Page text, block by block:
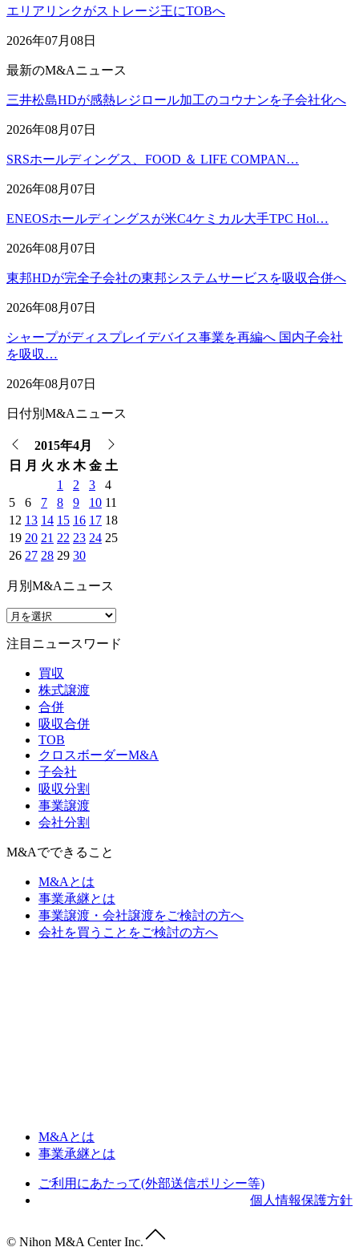
エリアリンクがストレージ王にTOBへ
2026年07月08日
最新のM&Aニュース
三井松島HDが感熱レジロール加工のコウナンを子会社化へ
2026年08月07日
SRSホールディングス、FOOD ＆ LIFE COMPAN…
2026年08月07日
ENEOSホールディングスが米C4ケミカル大手TPC Hol…
2026年08月07日
東邦HDが完全子会社の東邦システムサービスを吸収合併へ
2026年08月07日
シャープがディスプレイデバイス事業を再編へ 国内子会社
を吸収…
2026年08月07日
日付別M&Aニュース
2015年4月
日
月 火 水 木 金 土
1
2 3
4
5
6 7 8 9 10 11
12 13 14 15 16 17 18
19 20 21 22 23 24 25
26 27 28 29 30
月別M&Aニュース
注目ニュースワード
買収
株式譲渡
合併
吸収合併
TOB
クロスボーダーM&A
子会社
吸収分割
事業譲渡
会社分割
M&Aでできること
M&Aとは
事業承継とは
事業譲渡・会社譲渡をご検討の方へ
会社を買うことをご検討の方へ
M&Aとは
事業承継とは
ご利用にあたって(外部送信ポリシー等)
個人情報保護方針
© Nihon M&A Center Inc.